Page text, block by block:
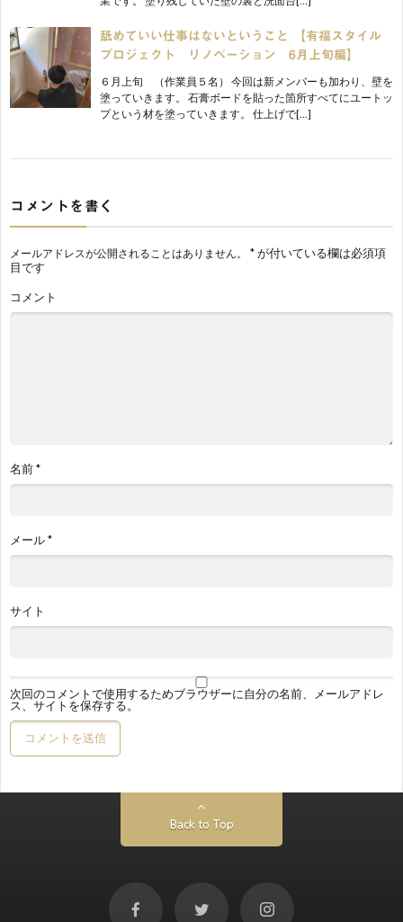
舐めていい仕事はないということ 【有福スタイル
プロジェクト リノベーション 6月上旬編】
６月上旬 （作業員５名） 今回は新メンバーも加わり、壁を
塗っていきます。 石膏ボードを貼った箇所すべてにユートッ
プという材を塗っていきます。 仕上げで[…]
コメントを書く
メールアドレスが公開されることはありません。 *が付いている欄は必須項
目です
コメント
名前*
メール*
サイト
次回のコメントで使用するためブラウザーに自分の名前、メールアドレ
ス、サイトを保存する。
Back to Top